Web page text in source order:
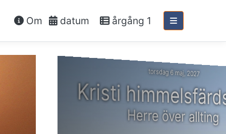
Om datum årgång 1
torsdag 6 maj, 2027
Kristi
Herre över allting